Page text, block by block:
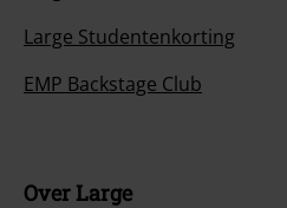
Large Studentenkorting
EMP Backstage Club
Over Large